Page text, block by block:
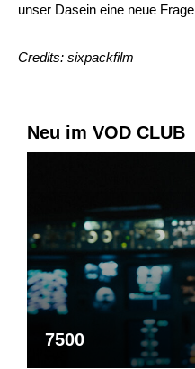
unser Dasein eine neue
Credits: sixpackfilm
Neu im VOD CLUB
7500